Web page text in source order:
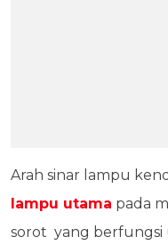
Arah sinar lampu
lampu utama pada
sorot yang